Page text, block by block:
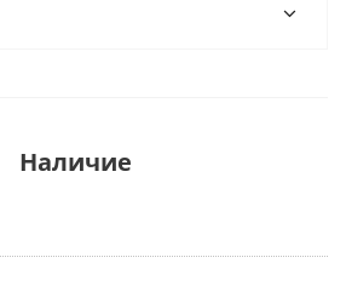
Наличие